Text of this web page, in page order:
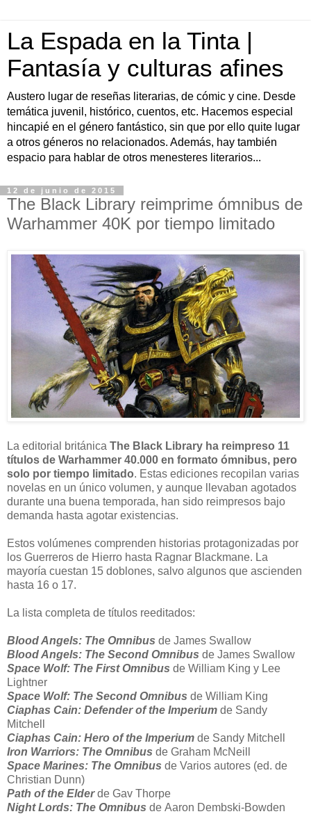
La Espada en la Tinta |
Fantasía y culturas afines
Austero lugar de reseñas literarias, de cómic y cine. Desde
temática juvenil, histórico, cuentos, etc. Hacemos especial
hincapié en el género fantástico, sin que por ello quite lugar
a otros géneros no relacionados. Además, hay también
espacio para hablar de otros menesteres literarios...
12 de junio de 2015
The Black Library reimprime ómnibus de
Warhammer 40K por tiempo limitado
La editorial británica The Black Library ha reimpreso 11
títulos de Warhammer 40.000 en formato ómnibus, pero
solo por tiempo limitado. Estas ediciones recopilan varias
novelas en un único volumen, y aunque llevaban agotados
durante una buena temporada, han sido reimpresos bajo
demanda hasta agotar existencias.
Estos volúmenes comprenden historias protagonizadas por
los Guerreros de Hierro hasta Ragnar Blackmane. La
mayoría cuestan 15 doblones, salvo algunos que ascienden
hasta 16 o 17.
La lista completa de títulos reeditados:
Blood Angels: The Omnibus de James Swallow
Blood Angels: The Second Omnibus de James Swallow
Space Wolf: The First Omnibus de William King y Lee
Lightner
Space Wolf: The Second Omnibus de William King
Ciaphas Cain: Defender of the Imperium de Sandy
Mitchell
Ciaphas Cain: Hero of the Imperium de Sandy Mitchell
Iron Warriors: The Omnibus de Graham McNeill
Space Marines: The Omnibus de Varios autores (ed. de
Christian Dunn)
Path of the Elder de Gav Thorpe
Night Lords: The Omnibus de Aaron Dembski-Bowden